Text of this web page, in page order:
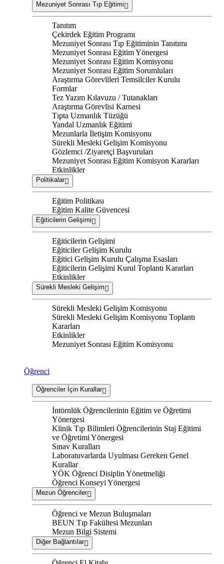
Mezuniyet Sonrası Tıp Eğitimi
Tanıtım
Çekirdek Eğitim Programı
Mezuniyet Sonrası Tıp Eğitiminin Tanıtımı
Mezuniyet Sonrası Eğitim Yönergesi
Mezuniyet Sonrası Eğitim Komisyonu
Mezuniyet Sonrası Eğitim Sorumluları
Araştırma Görevlileri Temsilciler Kurulu
Formlar
Tez Yazım Kılavuzu / Tutanakları
Araştırma Görevlisi Karnesi
Tıpta Uzmanlık Tüzüğü
Yandal Uzmanlık Eğitimi
Mezunlarla İletişim Komisyonu
Sürekli Mesleki Gelişim Komisyonu
Gözlemci /Ziyaretçi Başvuruları
Mezuniyet Sonrası Eğitim Komisyon Kararları
Etkinlikler
Politikalar
Eğitim Politikası
Eğitim Kalite Güvencesi
Eğiticilerin Gelişimi
Eğiticilerin Gelişimi
Eğiticiler Gelişim Kurulu
Eğitici Gelişim Kurulu Çalışma Esasları
Eğiticilerin Gelişimi Kurul Toplantı Kararları
Etkinlikler
Sürekli Mesleki Gelişim
Sürekli Mesleki Gelişim Komisyonu
Sürekli Mesleki Gelişim Komisyonu Toplantı
Kararları
Etkinlikler
Mezuniyet Sonrası Eğitim Komisyonu
Öğrenci
Öğrenciler İçin Kurallar
İntörnlük Öğrencilerinin Eğitim ve Öğretimi
Yönergesi
Klinik Tıp Bilimleri Öğrencilerinin Staj Eğitimi
ve Öğretimi Yönergesi
Sınav Kuralları
Laboratuvarlarda Uyulması Gereken Genel
Kurallar
YÖK Öğrenci Disiplin Yönetmeliği
Öğrenci Konseyi Yönergesi
Mezun Öğrenciler
Öğrenci ve Mezun Buluşmaları
BEUN Tıp Fakültesi Mezunları
Mezun Bilgi Sistemi
Diğer Bağlantılar